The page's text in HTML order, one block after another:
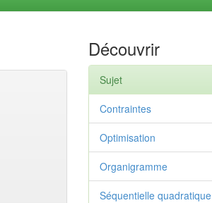
Découvrir
Sujet
Contraintes
Optimisation
Organigramme
Séquentielle quadratique